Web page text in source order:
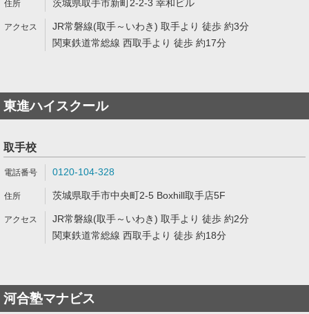
茨城県取手市新町2-2-3 幸和ビル
JR常磐線(取手～いわき) 取手より 徒歩 約3分
関東鉄道常総線 西取手より 徒歩 約17分
東進ハイスクール
取手校
0120-104-328
茨城県取手市中央町2-5 Boxhill取手店5F
JR常磐線(取手～いわき) 取手より 徒歩 約2分
関東鉄道常総線 西取手より 徒歩 約18分
河合塾マナビス